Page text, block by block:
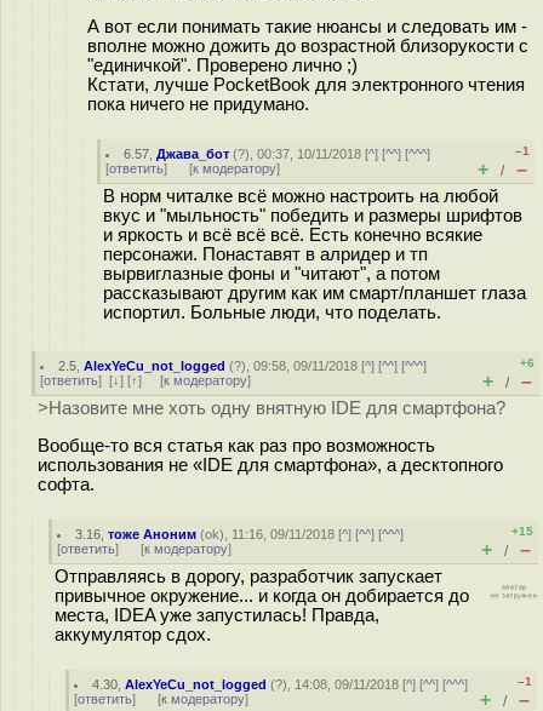
А вот если понимать такие нюансы и следовать им -
вполне можно дожить до возрастной близорукости с
"единичкой". Проверено лично ;)
Кстати, лучше PocketBook для электронного чтения
пока ничего не придумано.
6.57 ,Джава_бот (?), 00:37, 10/11/2018 [^] [^^] [^^^]
[ответить] [к модератору]
–1
+ / –
В норм читалке всё можно настроить на любой
вкус и "мыльность" победить и размеры шрифтов
и яркость и всё всё всё. Есть конечно всякие
персонажи. Понаставят в алридер и тп
вырвиглазные фоны и "читают", а потом
рассказывают другим как им смарт/планшет глаза
испортил. Больные люди, что поделать.
2.5 ,AlexYeCu_not_logged (?), 09:58, 09/11/2018 [^] [^^] [^^^]
[ответить] [↓] [↑] [к модератору]
+6
+ / –
>Назовите мне хоть одну внятную IDE для смартфона?
Вообще-то вся статья как раз про возможность
использования не «IDE для смартфона», а десктопного
софта.
3.16 ,тоже Аноним (ok), 11:16, 09/11/2018 [^] [^^] [^^^]
[ответить] [к модератору]
+15
+ / –
Отправляясь в дорогу, разработчик запускает
привычное окружение... и когда он добирается до
места, IDEA уже запустилась! Правда,
аккумулятор сдох.
4.30 ,AlexYeCu_not_logged (?), 14:08, 09/11/2018 [^] [^^] [^^^]
[ответить] [к модератору]
–1
+ / –